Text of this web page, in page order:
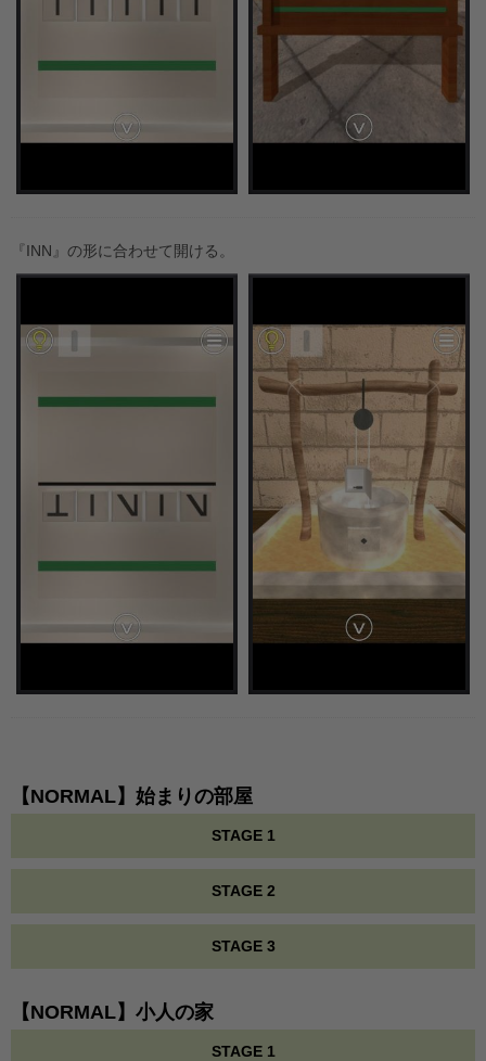
『INN』の形に合わせて開ける。
【NORMAL】始まりの部屋
STAGE 1
STAGE 2
STAGE 3
【NORMAL】小人の家
STAGE 1